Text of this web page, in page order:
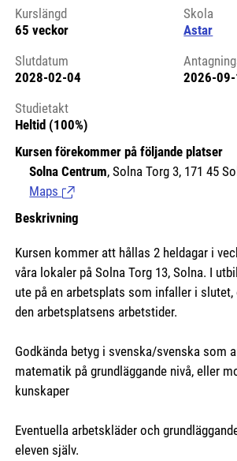
Kurslängd
65 veckor
Skola
Astar
Slutdatum
2028-02-04
2026-
Studietakt
Heltid (100%)
Kursen förekommer på följande platser
Solna Centrum, Solna Torg 3, 171 45
Maps (Länk till extern sida.)
Beskrivning
Kursen kommer att hållas 2 heldagar i
våra lokaler på Solna Torg 13, Solna. I
ute på en arbetsplats som infaller i
den arbetsplatsens arbetstider.
Godkända betyg i svenska/svenska som
matematik på grundläggande nivå, eller
kunskaper
Eventuella arbetskläder och
eleven själv.